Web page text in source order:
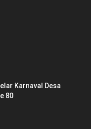
Karnaval Desa
80